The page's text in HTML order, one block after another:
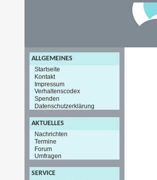
ALLGEMEINES
Startseite
Kontakt
Impressum
Verhaltenscodex
Spenden
Datenschutzerklärung
AKTUELLES
Nachrichten
Termine
Forum
Umfragen
SERVICE